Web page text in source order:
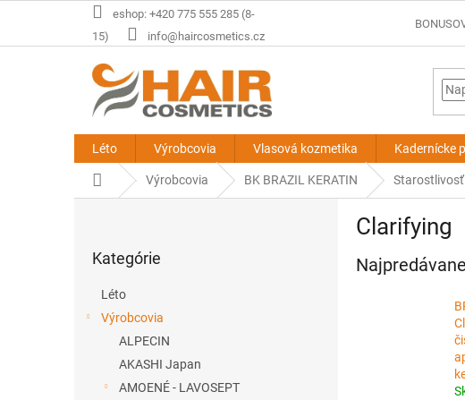
eshop: +420 775 555 285 (8-
15)
info@haircosmetics.cz
Léto Výrobcovia Vlasová kozmetika Kadernícke
DomovVýrobcovia BK BRAZIL KERATIN
kategórie
Kategórie
Léto
Výrobcovia
ALPECIN
AKASHI Japan
AMOENÉ - LAVOSEPT
Clarifying